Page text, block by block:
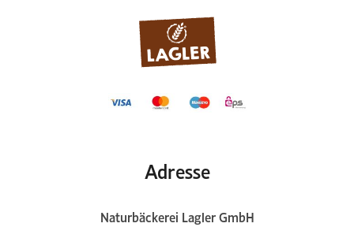
Adresse
Naturbäckerei Lagler GmbH